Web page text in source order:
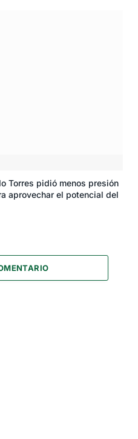
Torres pidió menos presión
aprovechar el potencial del